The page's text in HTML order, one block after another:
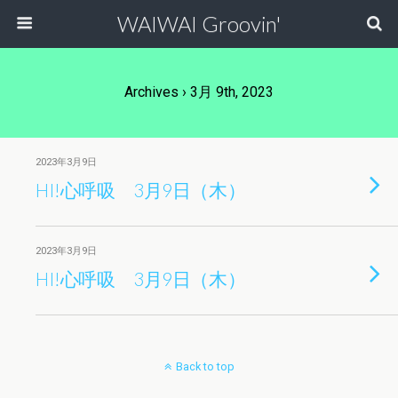
WAIWAI Groovin'
Archives › 3月 9th, 2023
2023年3月9日
HI!心呼吸 3月9日（木）
2023年3月9日
HI!心呼吸 3月9日（木）
Back to top